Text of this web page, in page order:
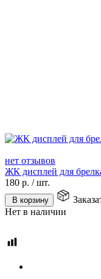
нет отзывов
ЖК дисплей для
180 р. /шт.
В корзину
Нет в наличии